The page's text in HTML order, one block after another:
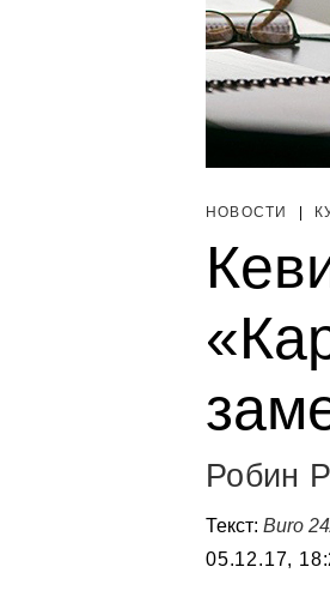
НОВОСТИ
Робин
Текст: Buro
05.12.17,